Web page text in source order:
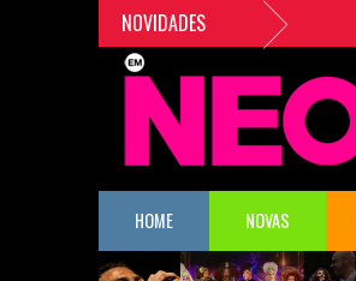
NOVIDADES
HOME NOVAS